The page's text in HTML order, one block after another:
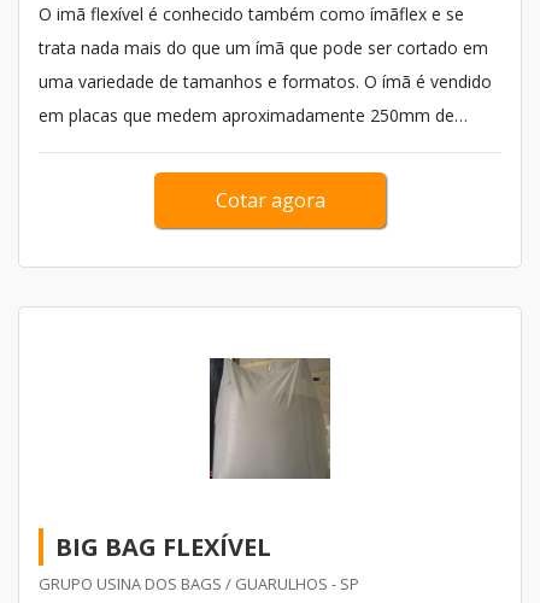
O imã flexível é conhecido também como ímãflex e se
trata nada mais do que um ímã que pode ser cortado em
uma variedade de tamanhos e formatos. O ímã é vendido
em placas que medem aproximadamente 250mm de
largura por 1000mm de comprimento, com uma
espessura de 1mm até 9mm, em outros tamanhos,
menores, depende da aplicação. O imã f...
Cotar agora
BIG BAG FLEXÍVEL
GRUPO USINA DOS BAGS / GUARULHOS - SP